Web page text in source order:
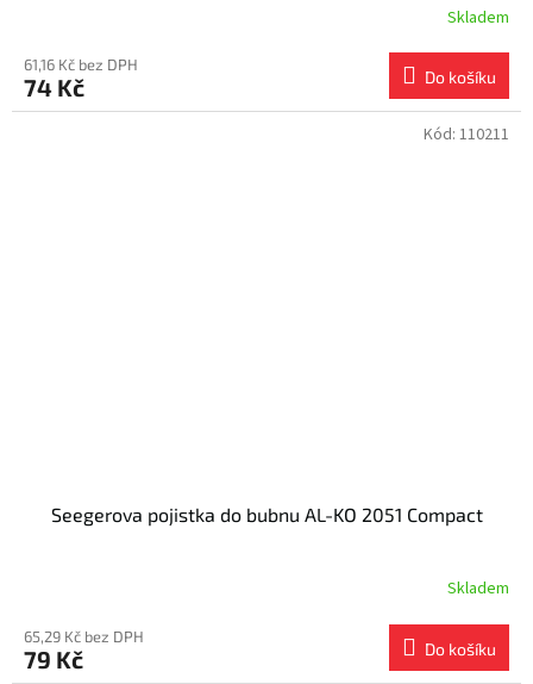
Skladem
61,16 Kč bez DPH
74 Kč Do košíku
Seegerova pojistka do bubnu AL-KO 2051 Compact
Skladem
65,29 Kč bez DPH
79 Kč Do košíku
Kód: 110211